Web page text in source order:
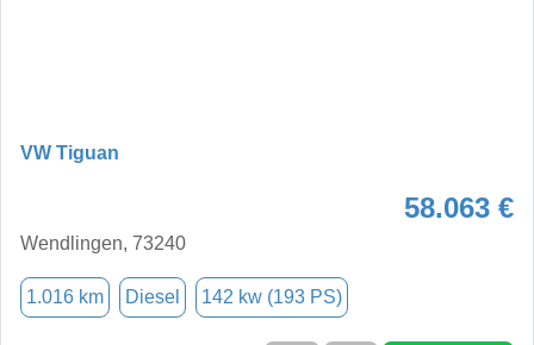
VW Tiguan
58.063 €
Wendlingen, 73240
1.016 km Diesel 142 kw (193 PS)